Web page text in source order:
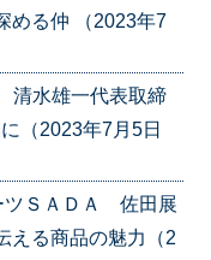
める仲 （2023年7
清水雄一代表取締
（2023年7月5日
ツＳＡＤＡ 佐田展
える商品の魅力（2